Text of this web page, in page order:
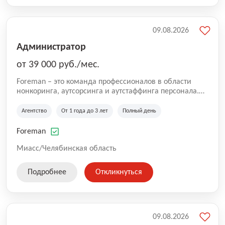
Администратор
от 39 000 руб./мес.
Foreman – это команда профессионалов в области
нонкоринга, аутсорсинга и аутстаффинга персонала.
реализовывать проекты любой сложности, в которых
уровня роста и развития по всей России. В работе
вакансий. Если вы не нашли подходящую вакансию,
свяжемся с вами в ближайшее время.
Агентство От 1 года до 3 лет Полный день
Foreman
Миасс/Челябинская область
09.08.2026
Подробнее Откликнуться
09.08.2026